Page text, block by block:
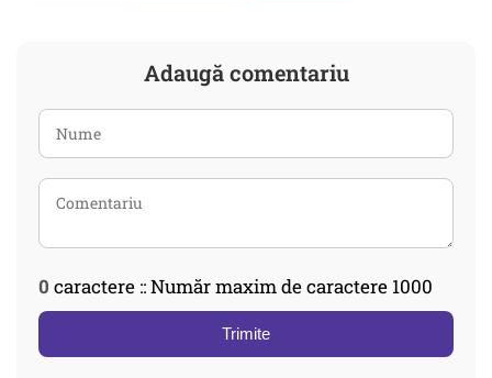
Adaugă comentariu
0 caractere :: Număr maxim de caractere 1000
Trimite